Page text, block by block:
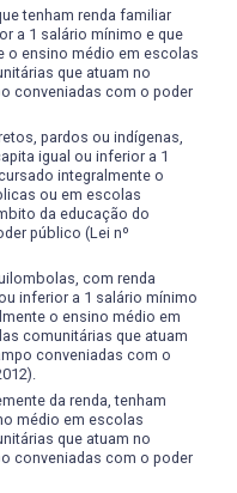
sido isolados
e aprendizagem. As
estudadas
estão relacionadas e
inter-relacionamento
(09) semestres
aluno concluí-lo em no
quatorze (14)
Nº 13, de 24 de
União, Brasília, 28 de
tenham renda familiar
a 1 salário mínimo e que
o ensino médio em escolas
que atuam no
conveniadas com o poder
pardos ou indígenas,
igual ou inferior a 1
integralmente o
ou em escolas
da educação do
público (Lei nº
com renda
inferior a 1 salário mínimo
o ensino médio em
comunitárias que atuam
conveniadas com o
da renda, tenham
médio em escolas
que atuam no
conveniadas com o poder